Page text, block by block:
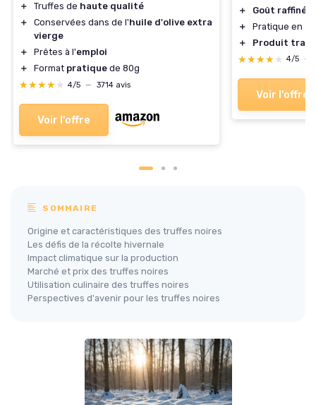
＋ Truffes de haute qualité
＋
Conservées dans de l'huile d'olive extra
vierge
＋
Prêtes à l'emploi
＋
Format pratique de 80g
★★★★★
★★★★★ 4/5 — 3714 avis
Voir l'offre
＋
Goût raffiné
＋
Pratique en
＋
Produit
★★★★★
★★★★★ 4/5 —
Voir l'offre
SOMMAIRE
Origine et caractéristiques des truffes noires
Les défis de la récolte hivernale
Impact climatique sur la production
Marché et prix des truffes noires
Utilisation culinaire des truffes noires
Perspectives d'avenir pour les truffes noires